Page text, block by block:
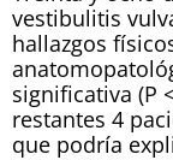
vestibulitis
hallazgos
significativa (P
restantes 4
que podría